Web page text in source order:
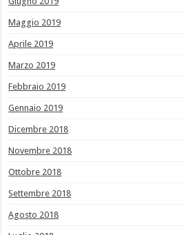
Maggio 2019
Aprile 2019
Marzo 2019
Febbraio 2019
Gennaio 2019
Dicembre 2018
Novembre 2018
Ottobre 2018
Settembre 2018
Agosto 2018